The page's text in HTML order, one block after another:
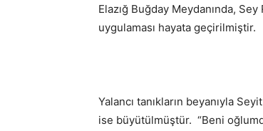
Elazığ Buğday Meydanında,
uygulaması hayata geçirilmiştir.
Yalancı tanıkların beyanıyla
ise büyütülmüştür. “Beni